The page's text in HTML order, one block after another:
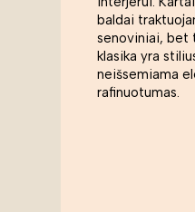
baldai
senoviniai, bet
klasika yra
neišsemiama
rafinuotumas.